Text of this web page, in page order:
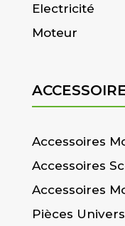
Electricité
Moteur
Accessoires
Accessoires
Accessoires
Pièces